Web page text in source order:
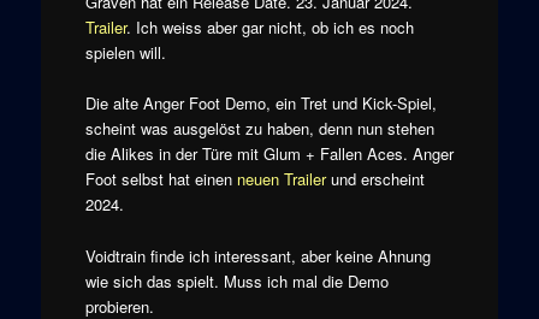
Trailer. Ich weiss aber gar nicht, ob ich es noch
spielen will.
Die alte Anger Foot Demo, ein Tret und Kick-Spiel,
scheint was ausgelöst zu haben, denn nun stehen
die Alikes in der Türe mit Glum + Fallen Aces. Anger
Foot selbst hat einen neuen Trailerund erscheint
2024.
Voidtrain finde ich interessant, aber keine Ahnung
wie sich das spielt. Muss ich mal die Demo
probieren.